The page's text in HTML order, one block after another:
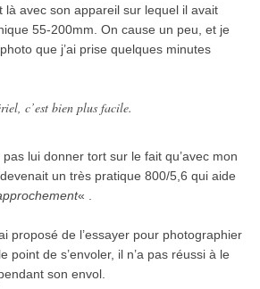
là avec son appareil sur lequel il avait
55-200mm. On cause un peu, et je
que j’ai prise quelques minutes
c’est bien plus facile.
lui donner tort sur le fait qu’avec mon
un très pratique 800/5,6 qui aide
« .
proposé de l’essayer pour photographier
point de s’envoler, il n’a pas réussi à le
son envol.